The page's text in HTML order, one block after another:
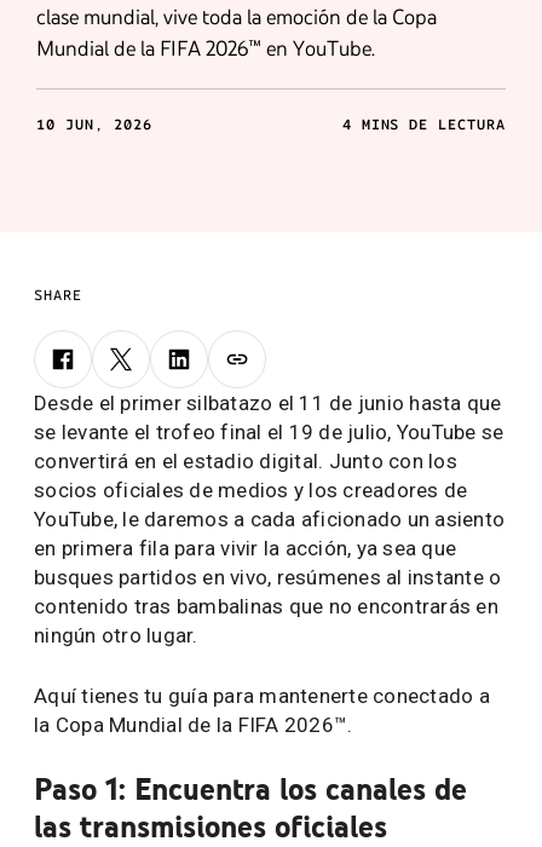
clase mundial, vive toda la emoción de la Copa
Mundial de la FIFA 2026™ en YouTube.
10 JUN, 2026 4 MINS DE LECTURA
SHARE
Desde el primer silbatazo el 11 de junio hasta que
se levante el trofeo final el 19 de julio, YouTube se
convertirá en el estadio digital. Junto con los
socios oficiales de medios y los creadores de
YouTube, le daremos a cada aficionado un asiento
en primera fila para vivir la acción, ya sea que
busques partidos en vivo, resúmenes al instante o
contenido tras bambalinas que no encontrarás en
ningún otro lugar.
Aquí tienes tu guía para mantenerte conectado a
la Copa Mundial de la FIFA 2026™.
Paso 1: Encuentra los canales de
las transmisiones oficiales